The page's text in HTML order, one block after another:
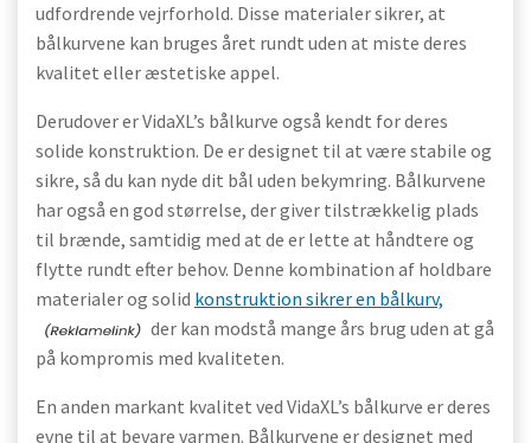
udfordrende vejrforhold. Disse materialer sikrer, at
bålkurvene kan bruges året rundt uden at miste deres
kvalitet eller æstetiske appel.
Derudover er VidaXL’s bålkurve også kendt for deres
solide konstruktion. De er designet til at være stabile og
sikre, så du kan nyde dit bål uden bekymring. Bålkurvene
har også en god størrelse, der giver tilstrækkelig plads
til brænde, samtidig med at de er lette at håndtere og
flytte rundt efter behov. Denne kombination af holdbare
materialer og solid konstruktion sikrer en bålkurv,
der kan modstå mange års brug uden at gå
på kompromis med kvaliteten.
En anden markant kvalitet ved VidaXL’s bålkurve er deres
evne til at bevare varmen. Bålkurvene er designet med